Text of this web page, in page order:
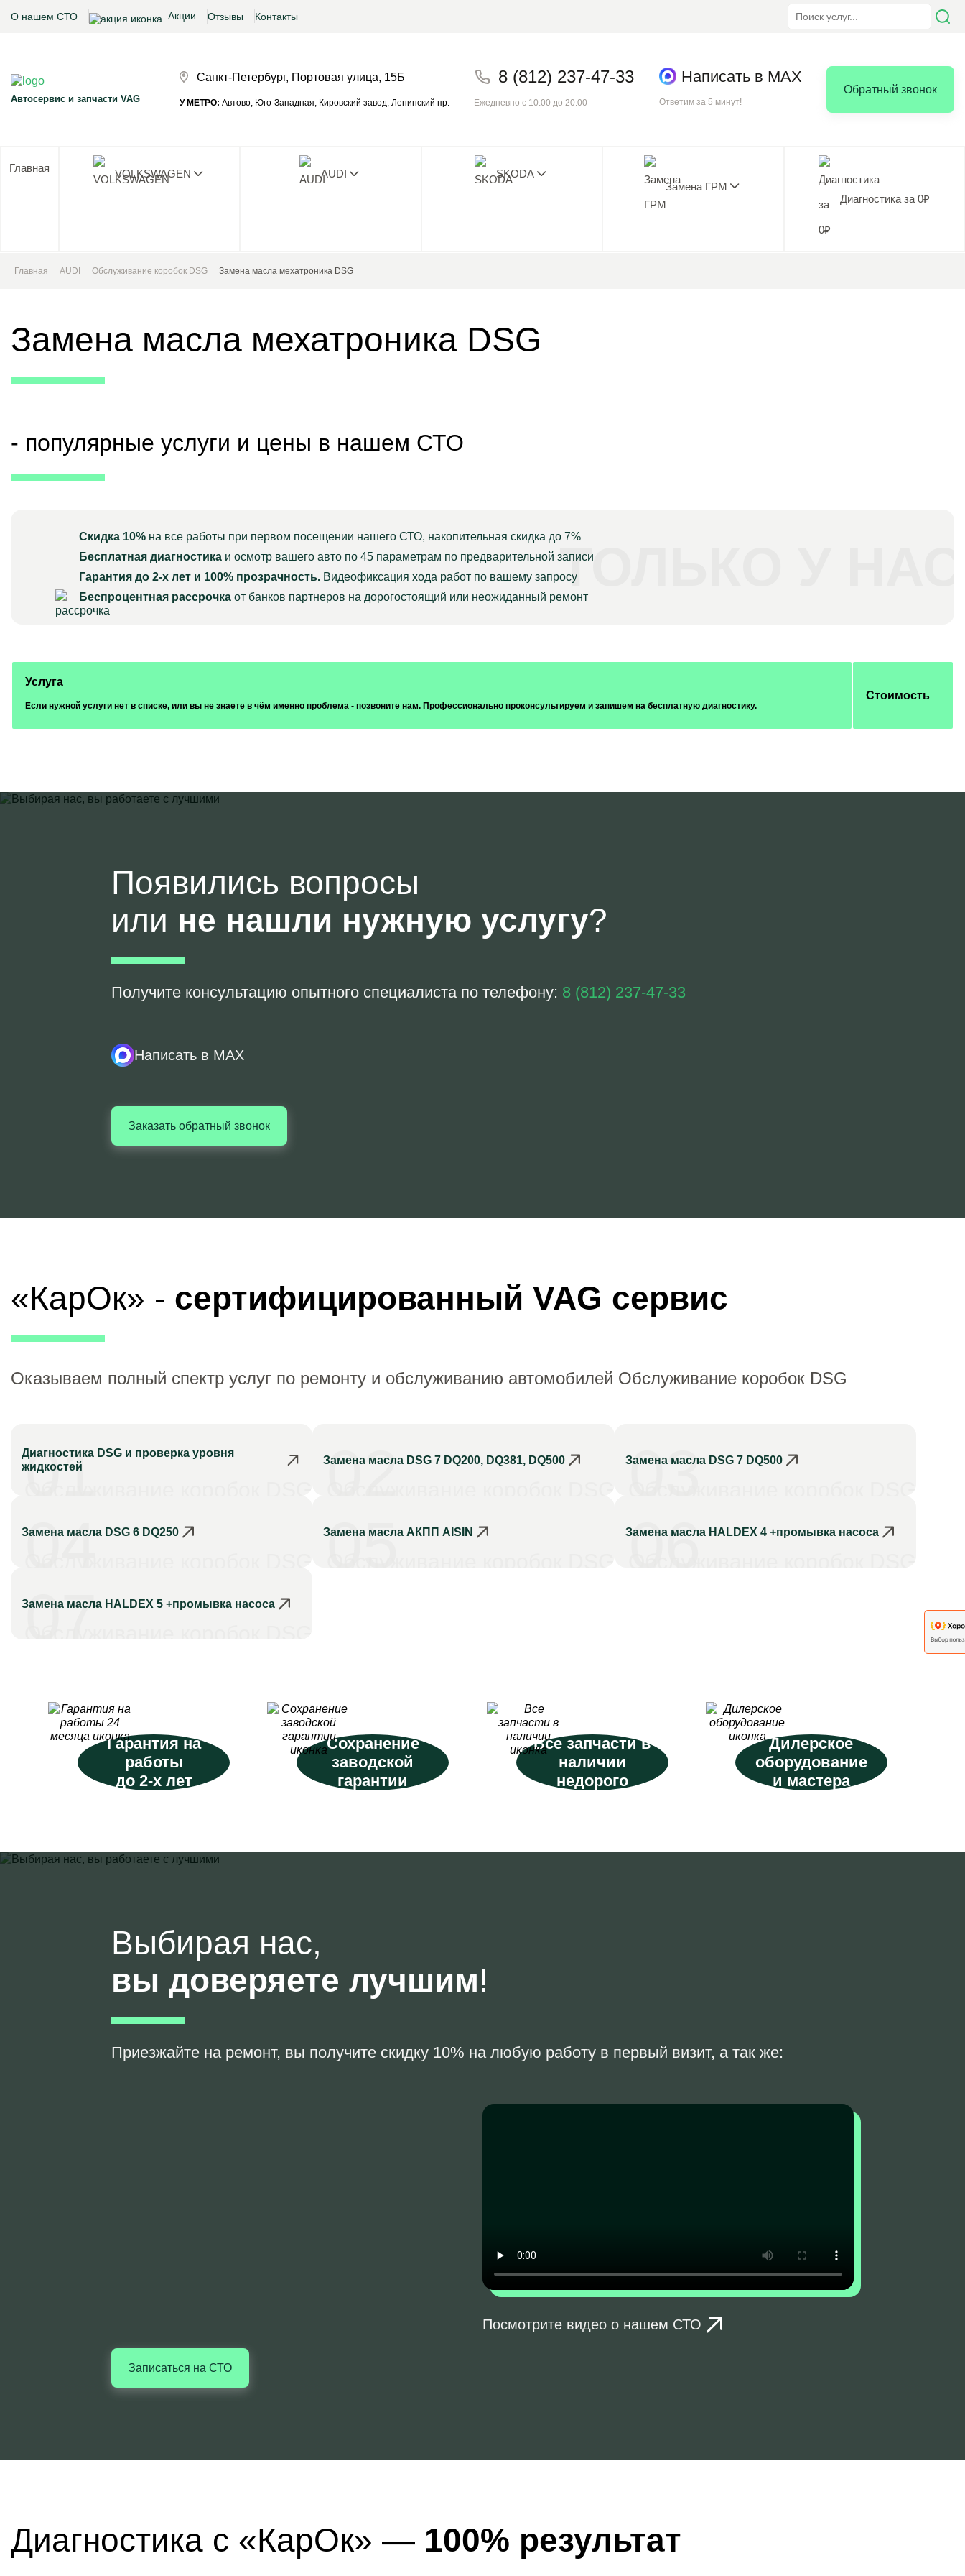
О нашем СТО Акции Отзывы Контакты
Автосервис и запчасти VAG
Санкт-Петербург, Портовая улица, 15Б
У МЕТРО: Автово, Юго-Западная, Кировский завод, Ленинский пр.
8 (812) 237-47-33
Ежедневно с 10:00 до 20:00
Написать в MAX
Ответим за 5 минут!
Обратный звонок
Главная VOLKSWAGEN AUDI
SKODA
Замена ГРМ
Диагностика за 0₽
5.0
Главная AUDI Обслуживание коробок DSG Замена масла мехатроника DSG
Замена масла мехатроника DSG
- популярные услуги и цены в нашем СТО
Скидка 10% на все работы при первом посещении нашего СТО, накопительная скидка до 7%
Бесплатная диагностика и осмотр вашего авто по 45 параметрам по предварительной записи
Гарантия до 2-х лет и 100% прозрачность. Видеофиксация хода работ по вашему запросу
Беспроцентная рассрочка от банков партнеров на дорогостоящий или неожиданный ремонтТОЛЬКО У НАС
Услуга
Если нужной услуги нет в списке, или вы не знаете в чём именно проблема - позвоните нам. Профессионально проконсультируем и запишем на бесплатную диагностику.
Стоимость
Появились вопросы
или не нашли нужную услугу?
Получите консультацию опытного специалиста по телефону: 8 (812) 237-47-33
Написать в MAX
Заказать обратный звонок
«КарОк» - сертифицированный VAG сервис
Оказываем полный спектр услуг по ремонту и обслуживанию автомобилей Обслуживание коробок DSG
01
Диагностика DSG и проверка уровня
жидкостей
02
Замена масла DSG 7 DQ200, DQ381, DQ500 03
Замена масла DSG 7 DQ500
04
Замена масла DSG 6 DQ250 05
Обслуживание коробок DSG
Замена масла АКПП AISIN 06
Обслуживание коробок DSG
Замена масла HALDEX 4 +промывка насоса
07
Обслуживание коробок DSG
Замена масла HALDEX 5 +промывка насоса
Гарантия на
работы
до 2-х лет
Сохранение
заводской
гарантии
Все запчасти в
наличии
недорого
Дилерское
оборудование
и мастера
Выбирая нас,
вы доверяете лучшим!
Приезжайте на ремонт, вы получите скидку 10% на любую работу в первый визит, а так же:
Записаться на СТО
Посмотрите видео о нашем СТО
Диагностика с «КарОк» — 100% результат